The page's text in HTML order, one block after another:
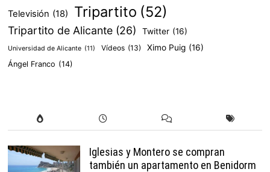
Televisión (18) Tripartito (52)
Tripartito de Alicante (26) Twitter (16)
Universidad de Alicante (11) Vídeos (13) Ximo Puig (16)
Ángel Franco (14)
Iglesias y Montero se compran
también un apartamento en Benidorm